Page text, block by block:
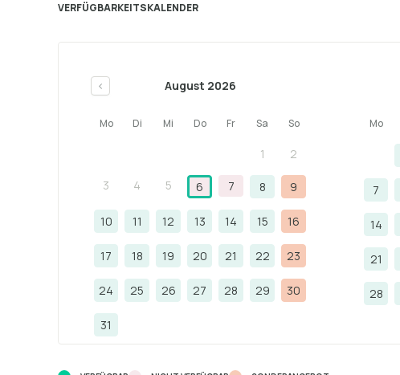
VERFÜGBARKEITSKALENDER
< August 2026
Mo Di Mi Do Fr Sa So
1 2
3 4 5 6 7 8 9
10 11 12 13 14 15 16
17 18 19 20 21 22 23
24 25 26 27 28 29 30
31
Mo
7
14
21
28